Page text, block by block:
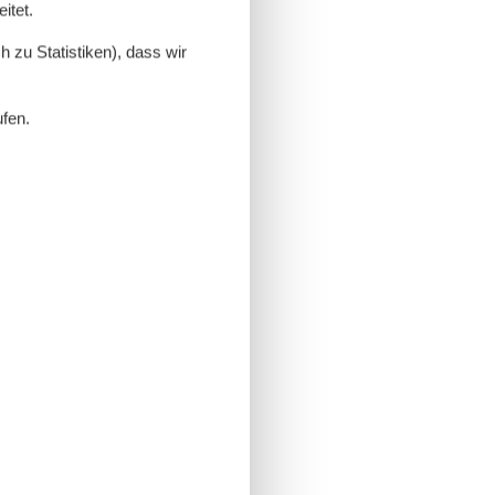
zu Statistiken), dass wir